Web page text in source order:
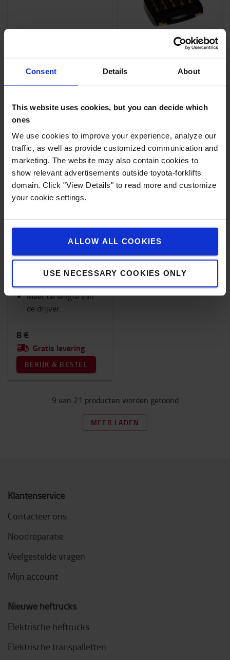
Consent Details About
This website uses cookies, but you can decide which
ones
We use cookies to improve your experience, analyze our
traffic, as well as provide customized communication and
marketing. The website may also contain cookies to
show relevant advertisements outside toyota-forklifts
domain. Click "View Details" to read more and customize
your cookie settings.
ALLOW ALL COOKIES
USE NECESSARY COOKIES ONLY
Watervulconnector
voor BFS. Mannetje
en vrouwtje
Vanaf 21 €
Gratis levering
BEKIJK & BESTEL
Reserveonderdelen
doos (leeg) voor water
bijvulonderdelen
Gratis levering
BEKIJK & BESTEL
BFS - Maatstaf,
Meet de lengte van
de drijver.
8 €
Gratis levering
BEKIJK & BESTEL
9 van 21 producten worden getoond
MEER LADEN
Klantenservice
Contacteer ons
Noodreparatie
Veelgestelde vragen
Mijn account
Nieuwe heftrucks
Elektrische heftrucks
Elektrische transpalletten